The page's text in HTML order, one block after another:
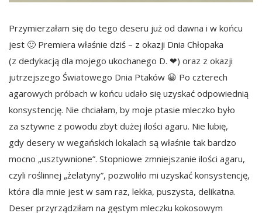
Przymierzałam się do tego deseru już od dawna i w końcu
jest 🙂 Premiera właśnie dziś – z okazji Dnia Chłopaka
(z dedykacją dla mojego ukochanego D. ❤) oraz z okazji
jutrzejszego Światowego Dnia Ptaków 😀 Po czterech
agarowych próbach w końcu udało się uzyskać odpowiednią
konsystencję. Nie chciałam, by moje ptasie mleczko było
za sztywne z powodu zbyt dużej ilości agaru. Nie lubię,
gdy desery w wegańskich lokalach są właśnie tak bardzo
mocno „usztywnione”. Stopniowe zmniejszanie ilości agaru,
czyli roślinnej „żelatyny”, pozwoliło mi uzyskać konsystencję,
która dla mnie jest w sam raz, lekka, puszysta, delikatna.
Deser przyrządziłam na gęstym mleczku kokosowym